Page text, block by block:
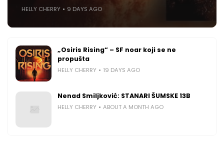
HELLY CHERRY 9 DAYS AGO
„Osiris Rising“ – SF noar koji se ne
propušta
HELLY CHERRY 19 DAYS AGO
Nenad Smiljković: STANARI ŠUMSKE 13B
HELLY CHERRY ABOUT A MONTH AGO